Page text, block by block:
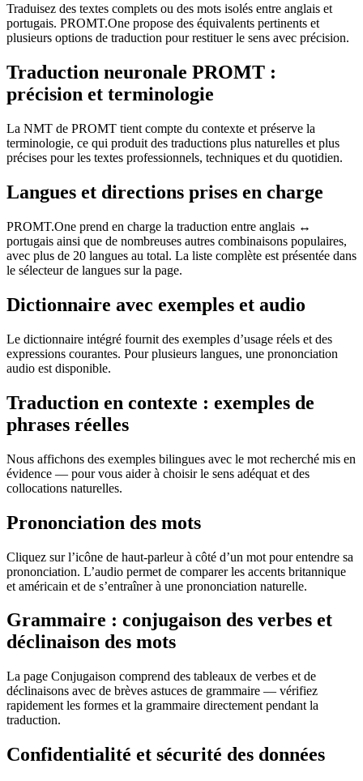
Traduisez des textes complets ou des mots isolés entre anglais et
portugais. PROMT.One propose des équivalents pertinents et
plusieurs options de traduction pour restituer le sens avec précision.
Traduction neuronale PROMT :
précision et terminologie
La NMT de PROMT tient compte du contexte et préserve la
terminologie, ce qui produit des traductions plus naturelles et plus
précises pour les textes professionnels, techniques et du quotidien.
Langues et directions prises en charge
PROMT.One prend en charge la traduction entre anglais ↔
portugais ainsi que de nombreuses autres combinaisons populaires,
avec plus de 20 langues au total. La liste complète est présentée dans
le sélecteur de langues sur la page.
Dictionnaire avec exemples et audio
Le dictionnaire intégré fournit des exemples d’usage réels et des
expressions courantes. Pour plusieurs langues, une prononciation
audio est disponible.
Traduction en contexte : exemples de
phrases réelles
Nous affichons des exemples bilingues avec le mot recherché mis en
évidence — pour vous aider à choisir le sens adéquat et des
collocations naturelles.
Prononciation des mots
Cliquez sur l’icône de haut-parleur à côté d’un mot pour entendre sa
prononciation. L’audio permet de comparer les accents britannique
et américain et de s’entraîner à une prononciation naturelle.
Grammaire : conjugaison des verbes et
déclinaison des mots
La page Conjugaison comprend des tableaux de verbes et de
déclinaisons avec de brèves astuces de grammaire — vérifiez
rapidement les formes et la grammaire directement pendant la
traduction.
Confidentialité et sécurité des données